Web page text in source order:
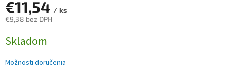
€11,54 / ks
€9,38 bez DPH
cena:
Skladom
Možnosti doručenia